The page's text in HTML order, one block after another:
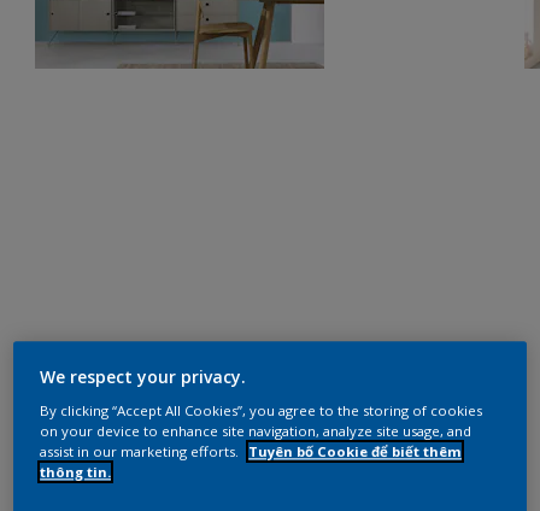
We respect your privacy.
By clicking “Accept All Cookies”, you agree to the storing of cookies
on your device to enhance site navigation, analyze site usage, and
assist in our marketing efforts.
Tuyên bố Cookie để biết thêm
thông tin.